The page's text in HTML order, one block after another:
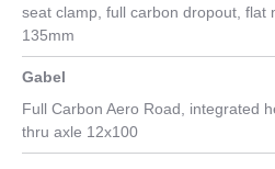
seat clamp, full carbon dropout, flat
135mm
Gabel
Full Carbon Aero Road, integrated
thru axle 12x100